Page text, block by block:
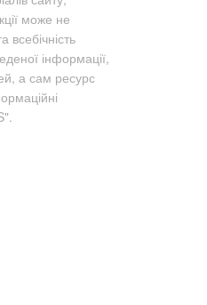
може не
всебічність
інформації,
а сам ресурс